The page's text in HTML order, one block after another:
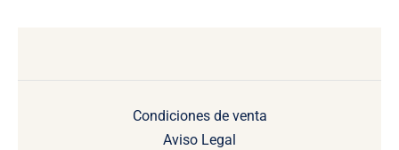
Condiciones de venta
Aviso Legal